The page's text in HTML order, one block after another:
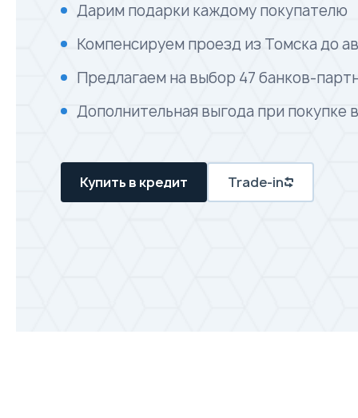
Дарим подарки каждому покупателю
Компенсируем проезд из Томска до
Предлагаем на выбор 47 банков-
Дополнительная выгода при покупке
Купить в кредит Trade-in